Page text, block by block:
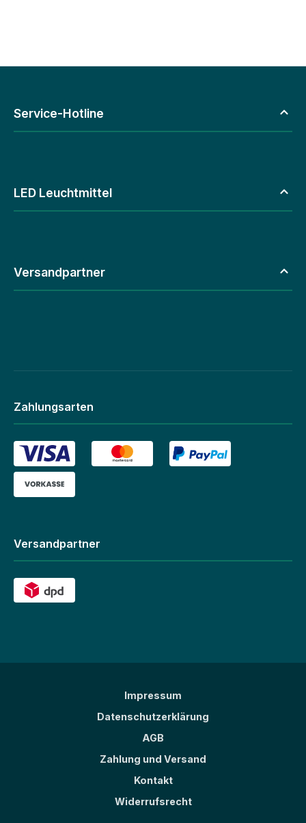
Service-Hotline
LED Leuchtmittel
Versandpartner
Zahlungsarten
Versandpartner
Impressum
Datenschutzerklärung
AGB
Zahlung und Versand
Kontakt
Widerrufsrecht